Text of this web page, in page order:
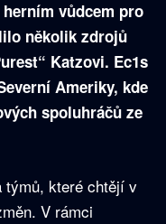
herním vůdcem pro
několik zdrojů
Katzovi. Ec1s
Ameriky, kde
spoluhráčů ze
týmů, které chtějí v
V rámci